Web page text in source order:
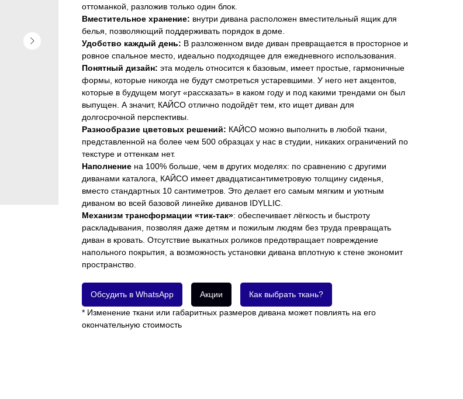
оттоманкой, разложив только один блок.
Вместительное хранение: внутри дивана расположен вместительный ящик для
белья, позволяющий поддерживать порядок в доме.
Удобство каждый день: В разложенном виде диван превращается в просторное и
ровное спальное место, идеально подходящее для ежедневного использования.
Понятный дизайн: эта модель относится к базовым, имеет простые, гармоничные
формы, которые никогда не будут смотреться устаревшими. У него нет акцентов,
которые в будущем могут «рассказать» в каком году и под какими трендами он был
выпущен. А значит, КАЙСО отлично подойдёт тем, кто ищет диван для
долгосрочной перспективы.
Разнообразие цветовых решений: КАЙСО можно выполнить в любой ткани,
представленной на более чем 500 образцах у нас в студии, никаких ограничений по
текстуре и оттенкам нет.
Наполнение на 100% больше, чем в других моделях: по сравнению с другими
диванами каталога, КАЙСО имеет двадцатисантиметровую толщину сиденья,
вместо стандартных 10 сантиметров. Это делает его самым мягким и уютным
диваном во всей базовой линейке диванов IDYLLIC.
Механизм трансформации «тик-так»: обеспечивает лёгкость и быстроту
раскладывания, позволяя даже детям и пожилым людям без труда превращать
диван в кровать. Отсутствие выкатных роликов предотвращает повреждение
напольного покрытия, а возможность установки дивана вплотную к стене экономит
пространство.
Обсудить в WhatsApp Акции
Как выбрать ткань?
* Изменение ткани или габаритных размеров дивана может повлиять на его
окончательную стоимость